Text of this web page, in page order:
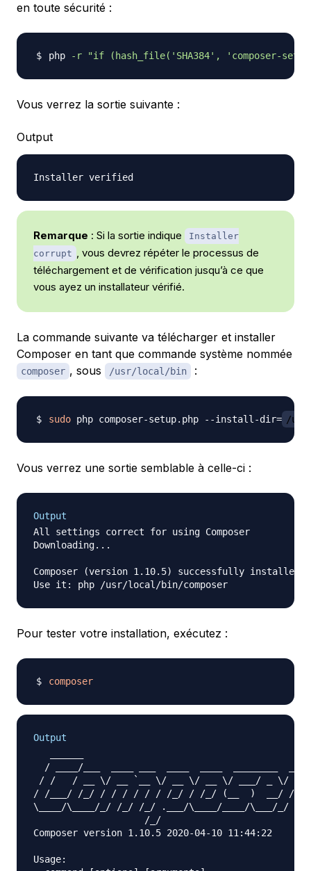
en toute sécurité :
php -r "if (hash_file('SHA384', 'composer-
Vous verrez la sortie suivante :
Output
Remarque : Si la sortie indique
Installer
corrupt , vous devrez répéter le processus de
téléchargement et de vérification jusqu’à ce que
vous ayez un installateur vérifié.
La commande suivante va télécharger et installer
Composer en tant que commande système nommée
composer , sous /usr/local/bin :
sudo php composer-setup.php --install-dir= /
Vous verrez une sortie semblable à celle-ci :
Output
All settings correct for using Composer
Downloading...
Composer (version 1.10.5) successfully installed
Pour tester votre installation, exécutez :
composer
Output
/ ____/___  ____ ___  ____  ____  ________
/ /   / __ \/ __ `__ \/ __ \/ __ \/ ___/ _ \/
/ /___/ /_/ / / / / / / /_/ / /_/ (__  )  __/ /
\____/\____/_/ /_/ /_/ .___/\____/____/\___/_/
                    /_/
Composer version 1.10.5 2020-04-10 11:44:22
Usage: